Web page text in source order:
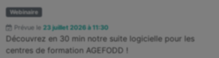
Webinaire
Prévue le 23 juillet 2026 à 11:30
Découvrez en 30 min notre suite logicielle pour les
centres de formation AGEFODD !